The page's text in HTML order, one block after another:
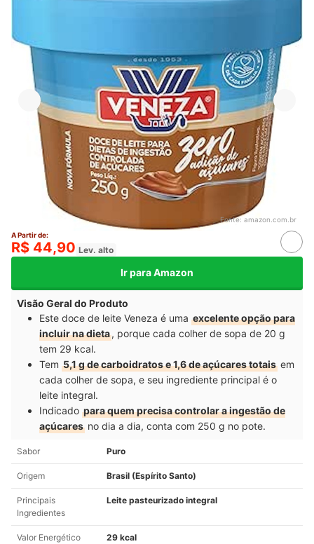
Fonte: amazon.com.br
A Partir de:
R$ 44,90 Lev. alto
Ir para Amazon
Visão Geral do Produto
Este doce de leite Veneza é uma excelente opção para
incluir na dieta, porque cada colher de sopa de 20 g
tem 29 kcal.
Tem 5,1 g de carboidratos e 1,6 de açúcares totais em
cada colher de sopa, e seu ingrediente principal é o
leite integral.
Indicado para quem precisa controlar a ingestão de
açúcares no dia a dia, conta com 250 g no pote.
Sabor Puro
Origem Brasil (Espírito Santo)
Principais
Ingredientes
Leite pasteurizado integral
Valor Energético
29 kcal